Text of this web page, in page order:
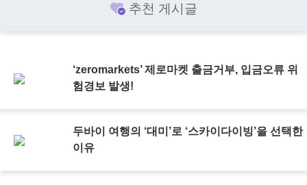
추천 게시글
‘zeromarkets’ 제로마켓 출금거부, 입금오류 위
험경보 발생!
두바이 여행의 ‘대미’로 ‘스카이다이빙’을 선택한
이유